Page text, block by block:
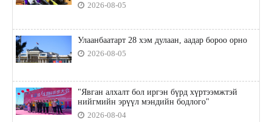
2026-08-05
Улаанбаатарт 28 хэм дулаан, аадар бороо орно
2026-08-05
"Явган алхалт бол иргэн бүрд хүртээмжтэй
нийгмийн эрүүл мэндийн бодлого"
2026-08-04